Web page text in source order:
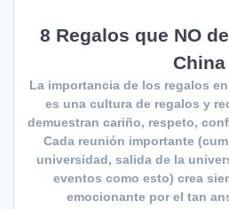
8 Regalos que NO
China
La importancia de los regalos
es una cultura de regalos y
demuestran cariño, respeto,
Cada reunión importante
universidad, salida de la
eventos como esto) crea
emocionante por el tan